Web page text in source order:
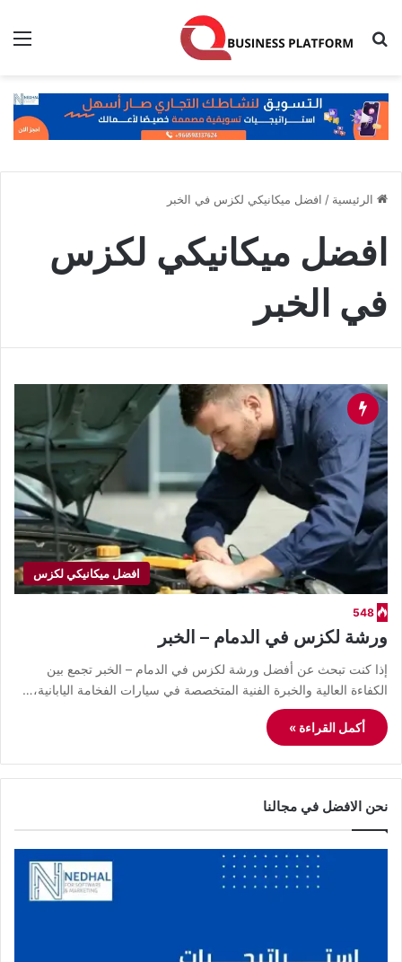
بحث عن
الرئيسية / افضل ميكانيكي لكزس في الخبر
افضل ميكانيكي لكزس
في الخبر
افضل ميكانيكي لكزس
548
ورشة لكزس في الدمام – الخبر
إذا كنت تبحث عن أفضل ورشة لكزس في الدمام – الخبر تجمع بين
الكفاءة العالية والخبرة الفنية المتخصصة في سيارات الفخامة اليابانية،…
أكمل القراءة »
نحن الافضل في مجالنا